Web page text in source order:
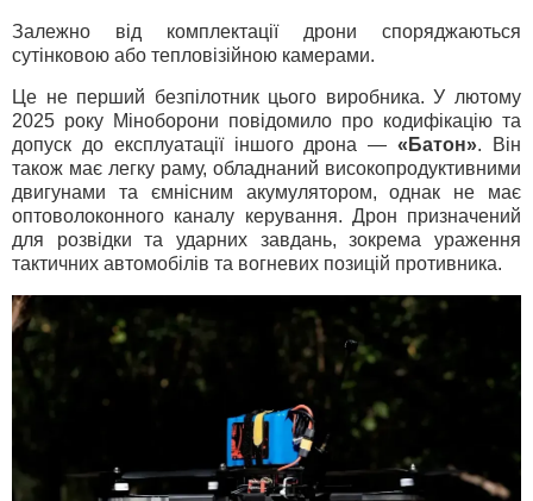
Залежно від комплектації дрони споряджаються
сутінковою або тепловізійною камерами.
Це не перший безпілотник цього виробника. У лютому
2025 року Міноборони повідомило про кодифікацію та
допуск до експлуатації іншого дрона —«Батон». Він
також має легку раму, обладнаний високопродуктивними
двигунами та ємнісним акумулятором, однак не має
оптоволоконного каналу керування. Дрон призначений
для розвідки та ударних завдань, зокрема ураження
тактичних автомобілів та вогневих позицій противника.